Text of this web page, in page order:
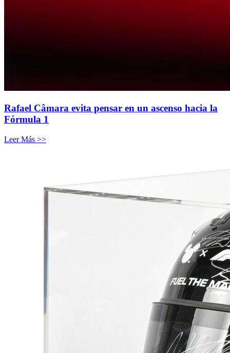
Rafael Câmara evita pensar en un ascenso hacia la
Fórmula 1
Leer Más >>